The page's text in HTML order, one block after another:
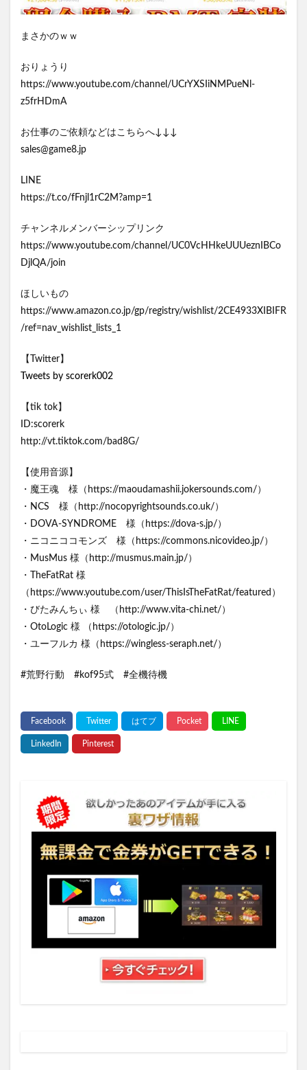
まさかのｗｗ
おりょうり
https://www.youtube.com/channel/UCrYXSIiNMPueNl-
z5frHDmA
お仕事のご依頼などはこちらへ↓↓↓
sales@game8.jp
LINE
https://t.co/fFnjl1rC2M?amp=1
チャンネルメンバーシップリンク
https://www.youtube.com/channel/UC0VcHHkeUUUeznIBCo
DjlQA/join
ほしいもの
https://www.amazon.co.jp/gp/registry/wishlist/2CE4933XIBIFR
/ref=nav_wishlist_lists_1
【Twitter】
Tweets by scorerk002
【tik tok】
ID:scorerk
http://vt.tiktok.com/bad8G/
【使用音源】
・魔王魂 様（https://maoudamashii.jokersounds.com/）
・NCS 様（http://nocopyrightsounds.co.uk/）
・DOVA-SYNDROME 様（https://dova-s.jp/）
・ニコニココモンズ 様（https://commons.nicovideo.jp/）
・MusMus 様（http://musmus.main.jp/）
・TheFatRat 様
（https://www.youtube.com/user/ThisIsTheFatRat/featured）
・びたみんちぃ 様 （http://www.vita-chi.net/）
・OtoLogic 様 （https://otologic.jp/）
・ユーフルカ 様（https://wingless-seraph.net/）
#荒野行動 #kof95式 #全機待機